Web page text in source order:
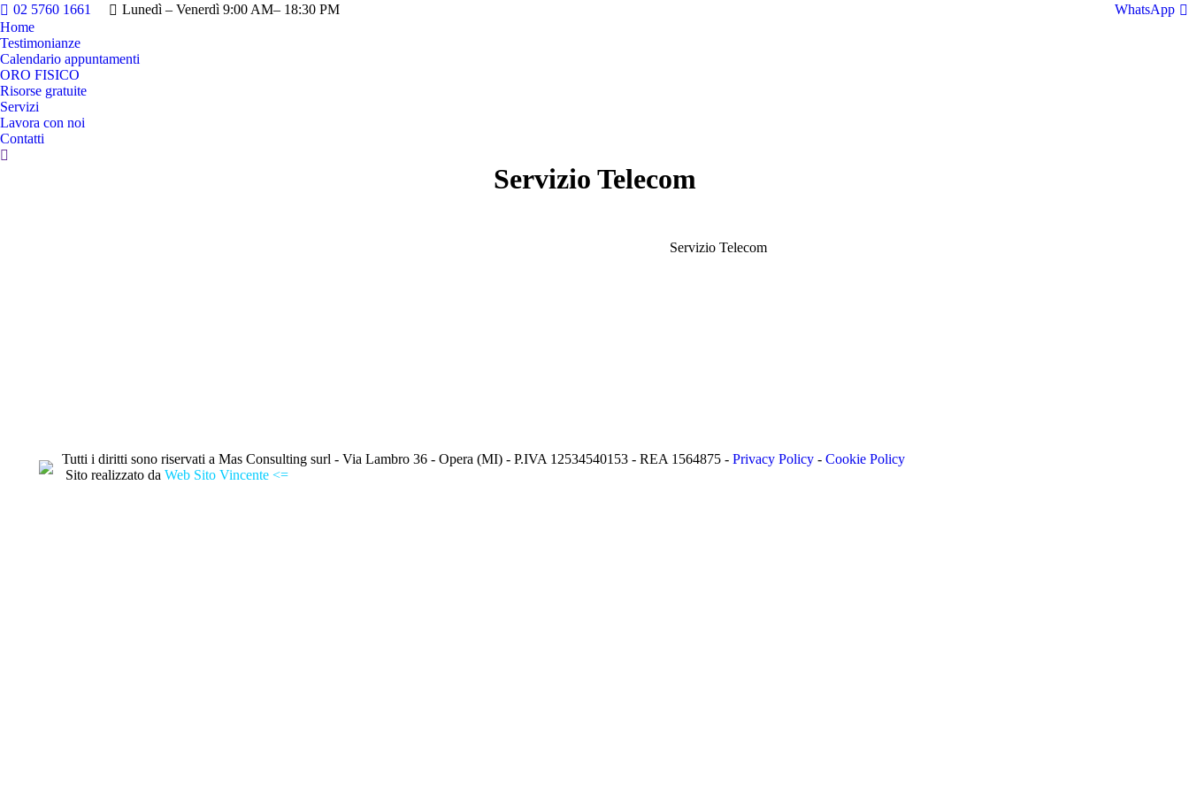
02 5760 1661 Lunedì – Venerdì 9:00 AM– 18:30 PM
WhatsApp
Home
Testimonianze
Calendario appuntamenti
ORO FISICO
Risorse gratuite
Servizi
Lavora con noi
Contatti
Cerca:
Servizio Telecom
Servizio Telecom
Tutti i diritti sono riservati a Mas Consulting surl - Via Lambro 36 - Opera (MI) - P.IVA 12534540153 - REA 1564875 - Privacy Policy - Cookie Policy
Sito realizzato da Web Sito Vincente <=